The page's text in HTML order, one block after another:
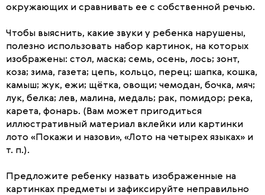
окружающих и сравнивать ее с собственной речью.
Чтобы выяснить, какие звуки у ребенка нарушены,
полезно использовать набор картинок, на которых
изображены: стол, маска; семь, осень, лось; зонт,
коза; зима, газета; цепь, кольцо, перец; шапка, кошка,
камыш; жук, ежи; щётка, овощи; чемодан, бочка, мяч;
лук, белка; лев, малина, медаль; рак, помидор; река,
карета, фонарь. (Вам может пригодиться
иллюстративный материал вклейки или картинки
лото «Покажи и назови», «Лото на четырех языках» и
т. п.).
Предложите ребенку назвать изображенные на
картинках предметы и зафиксируйте неправильно